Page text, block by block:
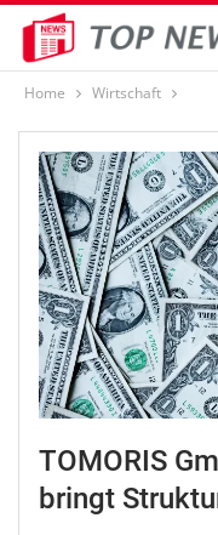
Home Wirtschaft
TOMORIS
bringt